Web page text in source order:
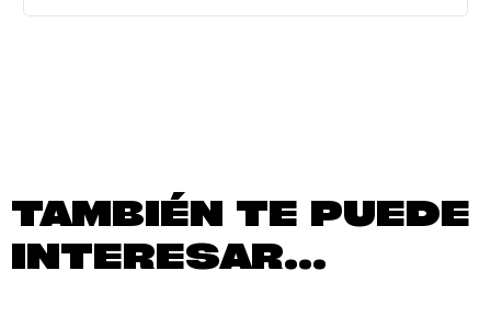
TAMBIÉN TE PUEDE
INTERESAR...